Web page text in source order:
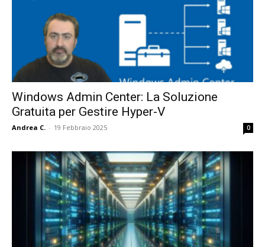
Windows Admin Center: La Soluzione
Gratuita per Gestire Hyper-V
Andrea C. - 19 Febbraio 2025 0